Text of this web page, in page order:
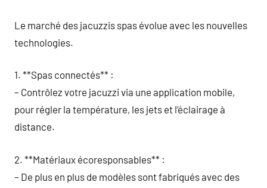
Le marché des jacuzzis spas évolue avec les nouvelles
technologies.
1. **Spas connectés** :
– Contrôlez votre jacuzzi via une application mobile,
pour régler la température, les jets et l’éclairage à
distance.
2. **Matériaux écoresponsables** :
– De plus en plus de modèles sont fabriqués avec des